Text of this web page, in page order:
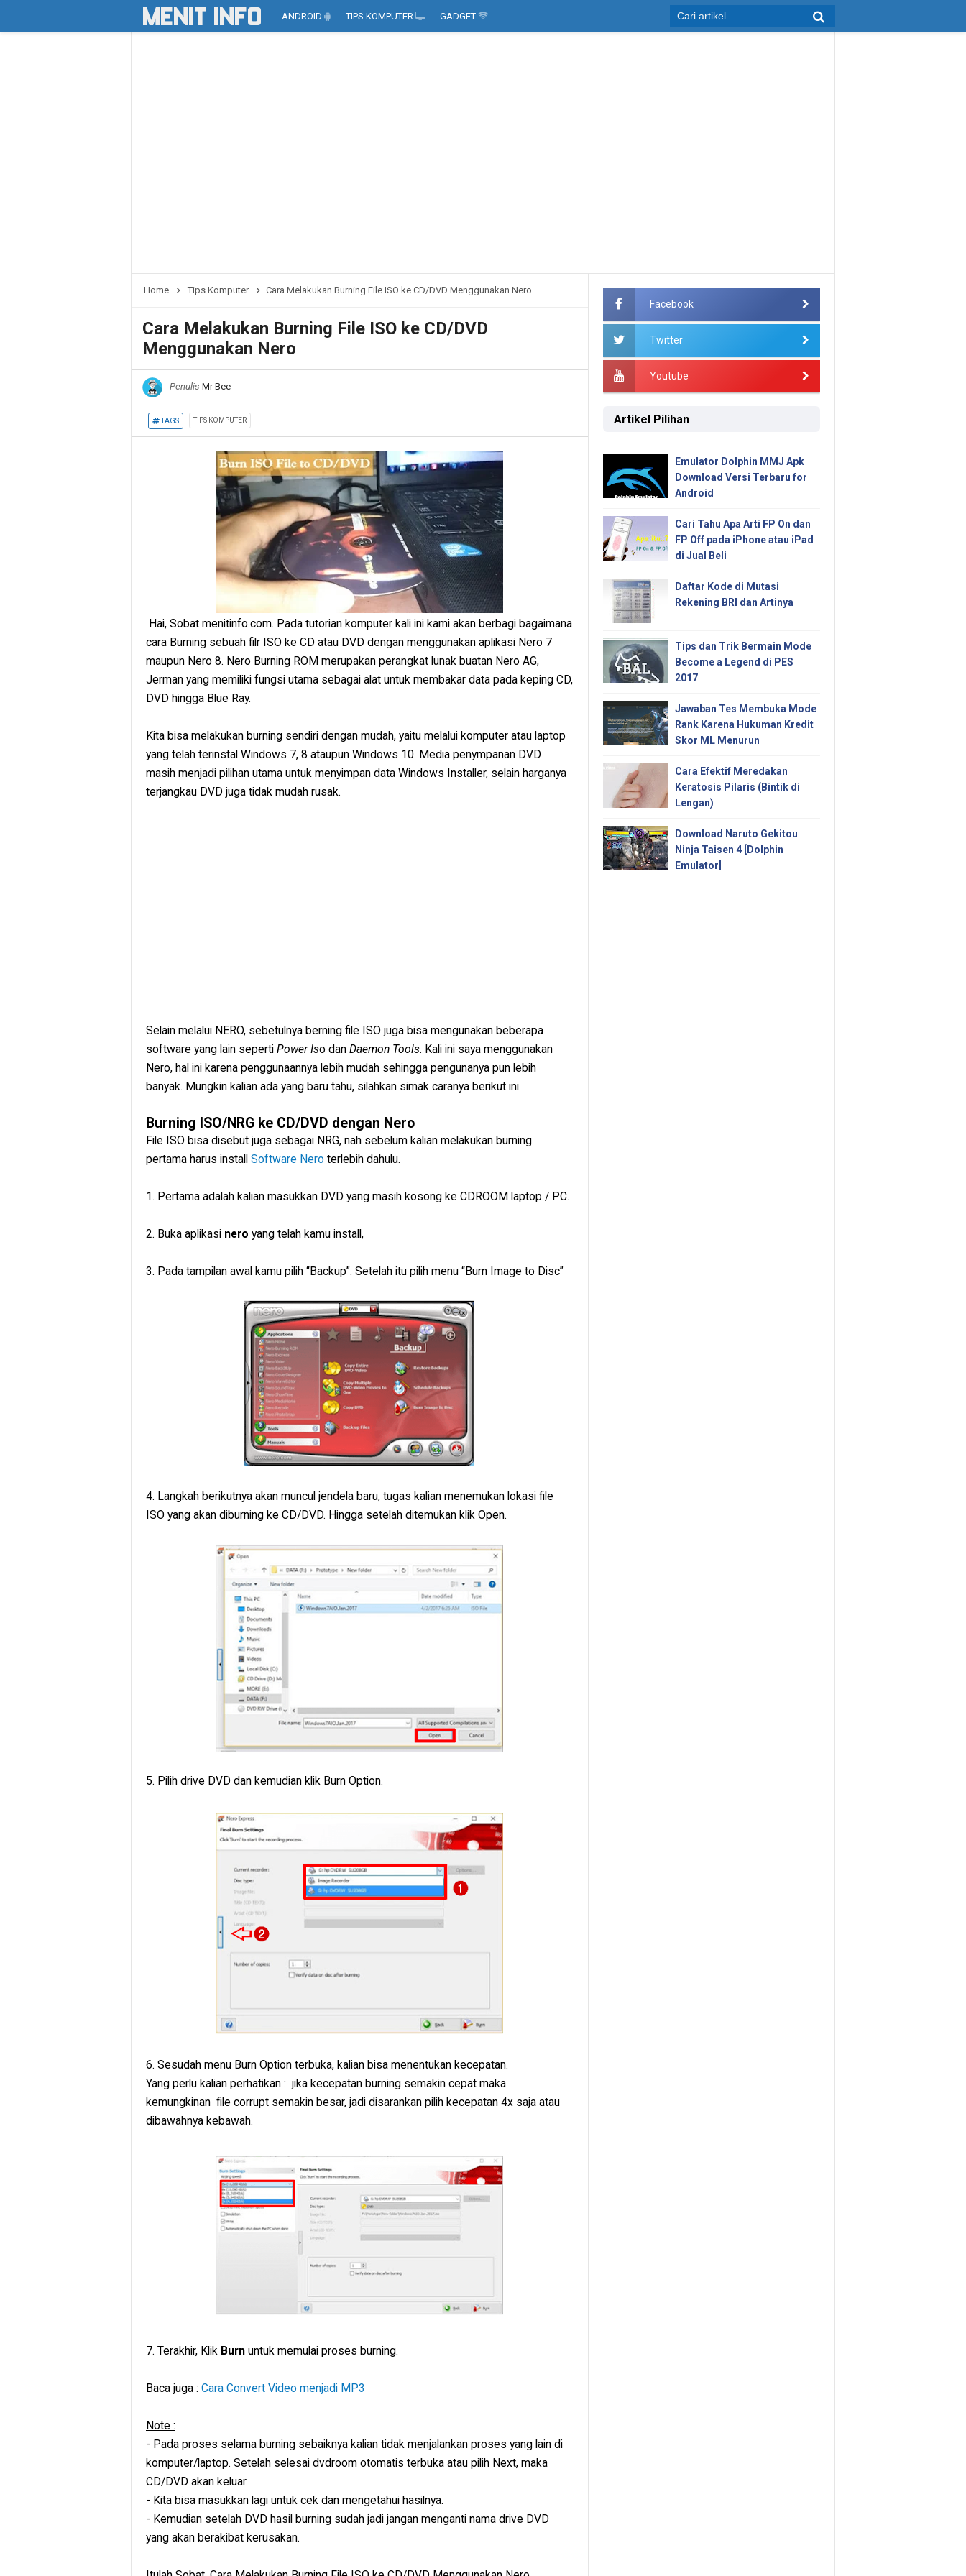
ANDROID TIPS KOMPUTER GADGET
Home Tips Komputer Cara Melakukan Burning File ISO ke CD/DVD Menggunakan Nero
Cara Melakukan Burning File ISO ke CD/DVD
Menggunakan Nero
Penulis Mr Bee
TAGS TIPS KOMPUTER
Hai, Sobat menitinfo.com. Pada tutorian komputer kali ini kami akan berbagi bagaimana
cara Burning sebuah filr ISO ke CD atau DVD dengan menggunakan aplikasi Nero 7
maupun Nero 8. Nero Burning ROM merupakan perangkat lunak buatan Nero AG,
Jerman yang memiliki fungsi utama sebagai alat untuk membakar data pada keping CD,
DVD hingga Blue Ray.
Kita bisa melakukan burning sendiri dengan mudah, yaitu melalui komputer atau laptop
yang telah terinstal Windows 7, 8 ataupun Windows 10. Media penympanan DVD
masih menjadi pilihan utama untuk menyimpan data Windows Installer, selain harganya
terjangkau DVD juga tidak mudah rusak.
Selain melalui NERO, sebetulnya berning file ISO juga bisa mengunakan beberapa
software yang lain seperti Power Iso dan Daemon Tools. Kali ini saya menggunakan
Nero, hal ini karena penggunaannya lebih mudah sehingga pengunanya pun lebih
banyak. Mungkin kalian ada yang baru tahu, silahkan simak caranya berikut ini.
Burning ISO/NRG ke CD/DVD dengan Nero
File ISO bisa disebut juga sebagai NRG, nah sebelum kalian melakukan burning
pertama harus install Software Nero terlebih dahulu.
1. Pertama adalah kalian masukkan DVD yang masih kosong ke CDROOM laptop / PC.
2. Buka aplikasi nero yang telah kamu install,
3. Pada tampilan awal kamu pilih “Backup”. Setelah itu pilih menu “Burn Image to Disc”
4. Langkah berikutnya akan muncul jendela baru, tugas kalian menemukan lokasi file
ISO yang akan diburning ke CD/DVD. Hingga setelah ditemukan klik Open.
5. Pilih drive DVD dan kemudian klik Burn Option.
6. Sesudah menu Burn Option terbuka, kalian bisa menentukan kecepatan.
Yang perlu kalian perhatikan : jika kecepatan burning semakin cepat maka
kemungkinan file corrupt semakin besar, jadi disarankan pilih kecepatan 4x saja atau
dibawahnya kebawah.
7. Terakhir, Klik Burn untuk memulai proses burning.
Baca juga : Cara Convert Video menjadi MP3
Note :
- Pada proses selama burning sebaiknya kalian tidak menjalankan proses yang lain di
komputer/laptop. Setelah selesai dvdroom otomatis terbuka atau pilih Next, maka
CD/DVD akan keluar.
- Kita bisa masukkan lagi untuk cek dan mengetahui hasilnya.
- Kemudian setelah DVD hasil burning sudah jadi jangan menganti nama drive DVD
yang akan berakibat kerusakan.
Facebook
Twitter
Youtube
Artikel Pilihan
Emulator Dolphin MMJ Apk
Download Versi Terbaru for
Android
Cari Tahu Apa Arti FP On dan
FP Off pada iPhone atau iPad
di Jual Beli
Daftar Kode di Mutasi
Rekening BRI dan Artinya
Tips dan Trik Bermain Mode
Become a Legend di PES
2017
Jawaban Tes Membuka Mode
Rank Karena Hukuman Kredit
Skor ML Menurun
Cara Efektif Meredakan
Keratosis Pilaris (Bintik di
Lengan)
Download Naruto Gekitou
Ninja Taisen 4 [Dolphin
Emulator]